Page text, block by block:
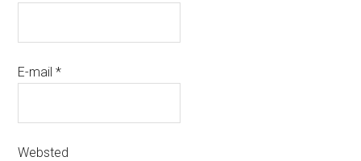
E-mail*
Websted